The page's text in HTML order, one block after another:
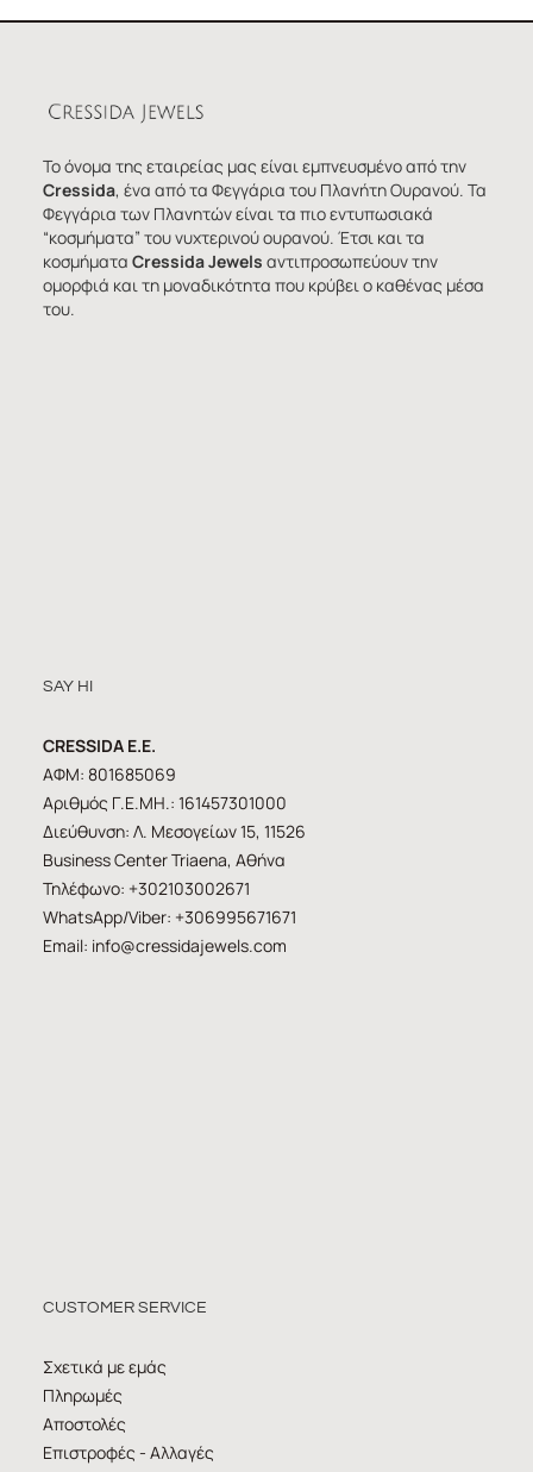
Το όνομα της εταιρείας μας είναι εμπνευσμένο από την
Cressida, ένα από τα Φεγγάρια του Πλανήτη Ουρανού. Τα
Φεγγάρια των Πλανητών είναι τα πιο εντυπωσιακά
“κοσμήματα” του νυχτερινού ουρανού. Έτσι και τα
κοσμήματα Cressida Jewels αντιπροσωπεύουν την
ομορφιά και τη μοναδικότητα που κρύβει ο καθένας μέσα
του.
SAY HI
CRESSIDA E.E.
ΑΦΜ: 801685069
Αριθμός Γ.Ε.ΜΗ.: 161457301000
Διεύθυνση: Λ. Μεσογείων 15, 11526
Business Center Triaena, Αθήνα
Τηλέφωνο: +302103002671
WhatsApp/Viber: +306995671671
Email: info@cressidajewels.com
CUSTOMER SERVICE
Σχετικά με εμάς
Πληρωμές
Αποστολές
Επιστροφές - Αλλαγές